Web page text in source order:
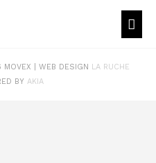
MOVEX | WEB DESIGN LA RUCHE
BY AKIA